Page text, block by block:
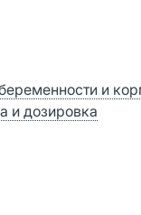
и
и дозировка